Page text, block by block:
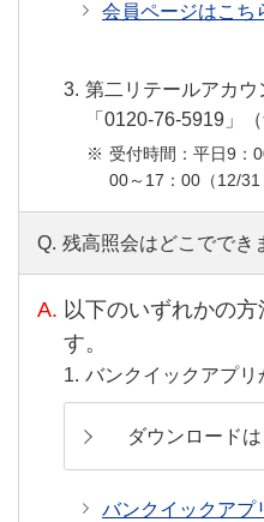
会員ページはこち
第二リテールアカ
「0120-76-5919」
受付時間：平日9：
00～17：00（12/31
Q. 残高照会はどこででき
A. 以下のいずれかの
す。
バンクイックアプ
ダウンロード
バンクイックアプ